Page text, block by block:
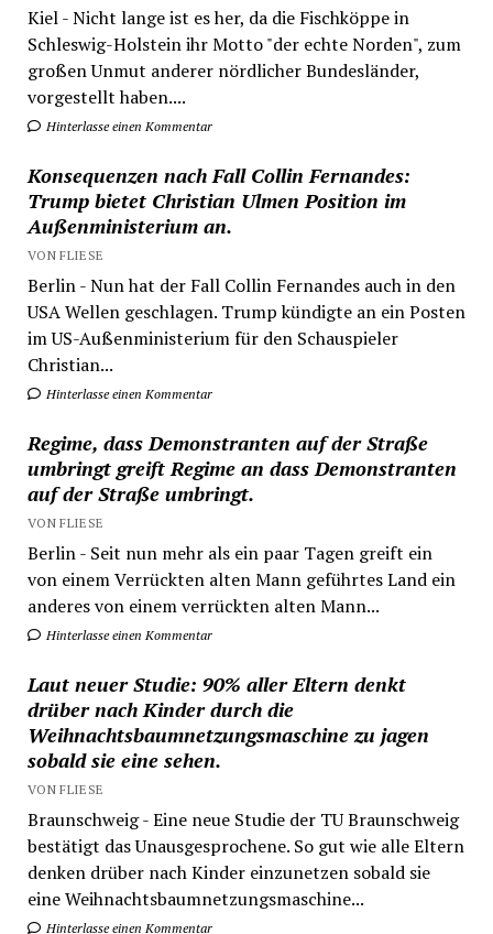
Kiel - Nicht lange ist es her, da die Fischköppe in
Schleswig-Holstein ihr Motto "der echte Norden", zum
großen Unmut anderer nördlicher Bundesländer,
vorgestellt haben....
Hinterlasse einen Kommentar
Konsequenzen nach Fall Collin Fernandes:
Trump bietet Christian Ulmen Position im
Außenministerium an.
VON FLIESE
Berlin - Nun hat der Fall Collin Fernandes auch in den
USA Wellen geschlagen. Trump kündigte an ein Posten
im US-Außenministerium für den Schauspieler
Christian...
Hinterlasse einen Kommentar
Regime, dass Demonstranten auf der Straße
umbringt greift Regime an dass Demonstranten
auf der Straße umbringt.
VON FLIESE
Berlin - Seit nun mehr als ein paar Tagen greift ein
von einem Verrückten alten Mann geführtes Land ein
anderes von einem verrückten alten Mann...
Hinterlasse einen Kommentar
Laut neuer Studie: 90% aller Eltern denkt
drüber nach Kinder durch die
Weihnachtsbaumnetzungsmaschine zu jagen
sobald sie eine sehen.
VON FLIESE
Braunschweig - Eine neue Studie der TU Braunschweig
bestätigt das Unausgesprochene. So gut wie alle Eltern
denken drüber nach Kinder einzunetzen sobald sie
eine Weihnachtsbaumnetzungsmaschine...
Hinterlasse einen Kommentar